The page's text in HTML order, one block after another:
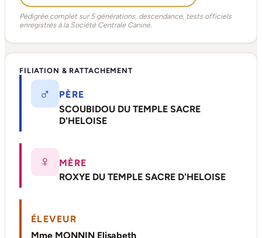
Pédigrée complet sur 5 générations, descendance, tests officiels
enregistrés à la Société Centrale Canine.
FILIATION & RATTACHEMENT
♂
PÈRE
SCOUBIDOU DU TEMPLE SACRE
D'HELOISE
♀
MÈRE
ROXYE DU TEMPLE SACRE D'HELOISE
ÉLEVEUR
Mme MONNIN Elisabeth